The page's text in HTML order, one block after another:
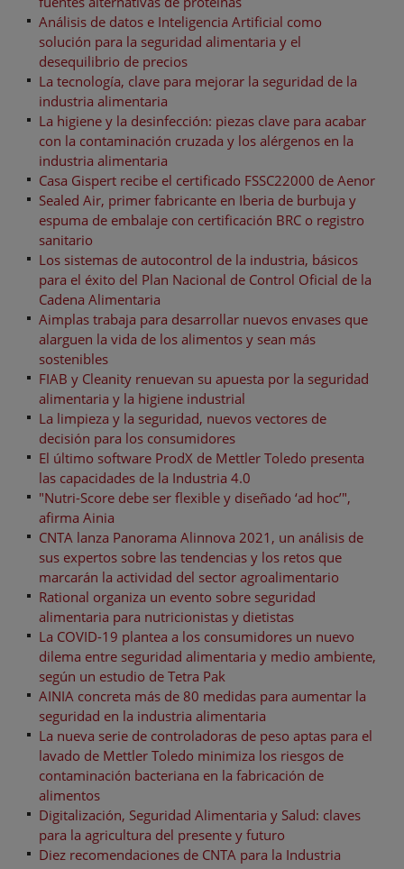
Análisis de datos e Inteligencia Artificial como
solución para la seguridad alimentaria y el
desequilibrio de precios
La tecnología, clave para mejorar la seguridad de la
industria alimentaria
La higiene y la desinfección: piezas clave para acabar
con la contaminación cruzada y los alérgenos en la
industria alimentaria
Casa Gispert recibe el certificado FSSC22000 de Aenor
Sealed Air, primer fabricante en Iberia de burbuja y
espuma de embalaje con certificación BRC o registro
sanitario
Los sistemas de autocontrol de la industria, básicos
para el éxito del Plan Nacional de Control Oficial de la
Cadena Alimentaria
Aimplas trabaja para desarrollar nuevos envases que
alarguen la vida de los alimentos y sean más
sostenibles
FIAB y Cleanity renuevan su apuesta por la seguridad
alimentaria y la higiene industrial
La limpieza y la seguridad, nuevos vectores de
decisión para los consumidores
El último software ProdX de Mettler Toledo presenta
las capacidades de la Industria 4.0
"Nutri-Score debe ser flexible y diseñado ‘ad hoc’",
afirma Ainia
CNTA lanza Panorama Alinnova 2021, un análisis de
sus expertos sobre las tendencias y los retos que
marcarán la actividad del sector agroalimentario
Rational organiza un evento sobre seguridad
alimentaria para nutricionistas y dietistas
La COVID-19 plantea a los consumidores un nuevo
dilema entre seguridad alimentaria y medio ambiente,
según un estudio de Tetra Pak
AINIA concreta más de 80 medidas para aumentar la
seguridad en la industria alimentaria
La nueva serie de controladoras de peso aptas para el
lavado de Mettler Toledo minimiza los riesgos de
contaminación bacteriana en la fabricación de
alimentos
Digitalización, Seguridad Alimentaria y Salud: claves
para la agricultura del presente y futuro
Diez recomendaciones de CNTA para la Industria